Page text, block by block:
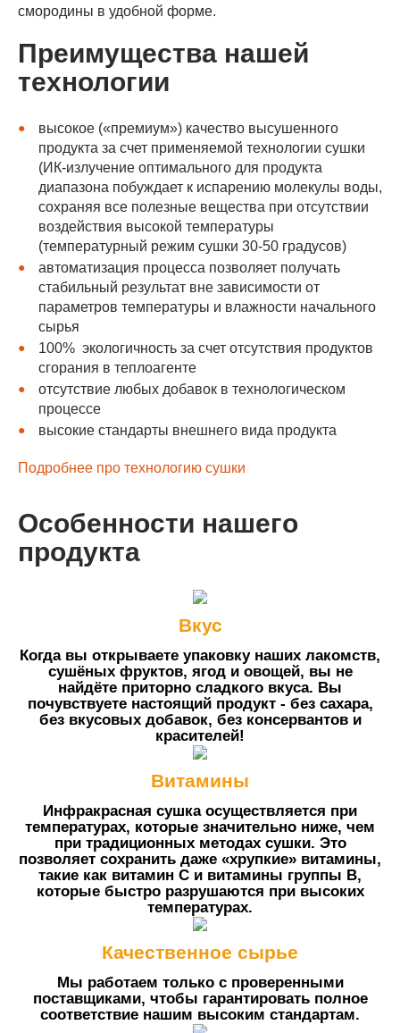
смородины в удобной форме.
Преимущества нашей
технологии
высокое («премиум») качество высушенного
продукта за счет применяемой технологии сушки
(ИК-излучение оптимального для продукта
диапазона побуждает к испарению молекулы воды,
сохраняя все полезные вещества при отсутствии
воздействия высокой температуры
(температурный режим сушки 30-50 градусов)
автоматизация процесса позволяет получать
стабильный результат вне зависимости от
параметров температуры и влажности начального
сырья
100% экологичность за счет отсутствия продуктов
сгорания в теплоагенте
отсутствие любых добавок в технологическом
процессе
высокие стандарты внешнего вида продукта
Подробнее про технологию сушки
Особенности нашего
продукта
Вкус
Когда вы открываете упаковку наших лакомств,
сушёных фруктов, ягод и овощей, вы не
найдёте приторно сладкого вкуса. Вы
почувствуете настоящий продукт - без сахара,
без вкусовых добавок, без консервантов и
красителей!
Витамины
Инфракрасная сушка осуществляется при
температурах, которые значительно ниже, чем
при традиционных методах сушки. Это
позволяет сохранить даже «хрупкие» витамины,
такие как витамин C и витамины группы B,
которые быстро разрушаются при высоких
температурах.
Качественное сырье
Мы работаем только с проверенными
поставщиками, чтобы гарантировать полное
соответствие нашим высоким стандартам.